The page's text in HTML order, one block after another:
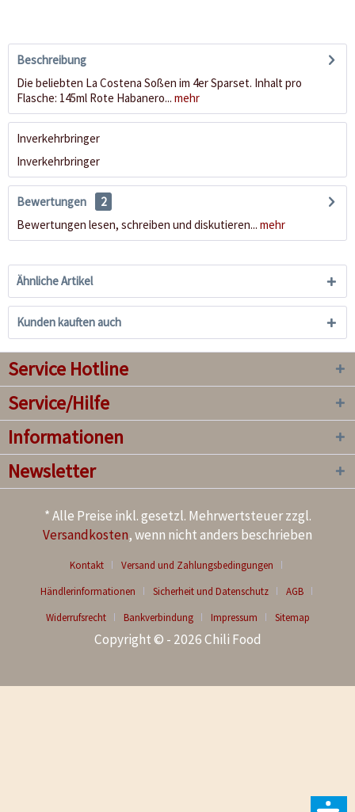
Beschreibung
Die beliebten La Costena Soßen im 4er Sparset. Inhalt pro
Flasche: 145ml Rote Habanero... mehr
Inverkehrbringer
Inverkehrbringer
Bewertungen
2
Bewertungen lesen, schreiben und diskutieren... mehr
Ähnliche Artikel
Kunden kauften auch
Service Hotline
Service/Hilfe
Informationen
Newsletter
* Alle Preise inkl. gesetzl. Mehrwertsteuer zzgl.
Versandkosten, wenn nicht anders beschrieben
Kontakt
Versand und Zahlungsbedingungen
Händlerinformationen
Sicherheit und Datenschutz
AGB
Widerrufsrecht
Bankverbindung Impressum Sitemap
Copyright © - 2026 Chili Food